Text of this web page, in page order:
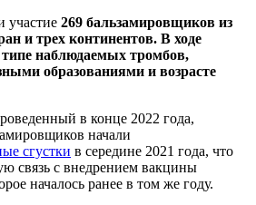
участие 269 бальзамировщиков из
и трех континентов. В ходе
наблюдаемых тромбов,
образованиями и возрасте
в конце 2022 года,
начали
сгустки в середине 2021 года, что
связь с внедрением вакцины
началось ранее в том же году.